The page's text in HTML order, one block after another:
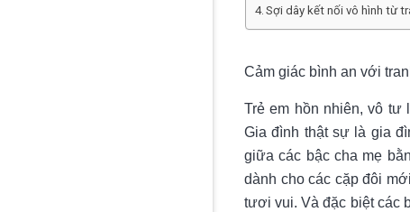
Sợi dây kết nối vô hình từ
Cảm giác bình an với
Trẻ em hồn nhiên, vô tư
Gia đình thật sự là gia
giữa các bậc cha mẹ
dành cho các cặp đôi
tươi vui. Và đặc biệt các